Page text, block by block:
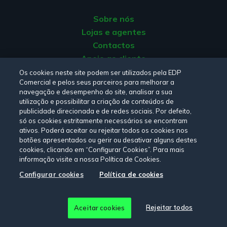
comprar frescos apenas nas quantidades que vais
necessitar para aquela semana, de forma a evitar o
desperdício e a garantir que consome os frescos
quando eles ainda estão viçosos. Por último,aprenda
a ler os rótulos
. Só assim poderá fazer escolhas
informadas.
Por exemplo, sabia que a ordem pela qual os
nutrientes aparecem no rótulo é decrescente? Ou seja,
os primeiros nutrientes são os que existem em maior
quantidade. E sabia que um alimento pode não referir
sal no rótulo, mas isso não quer dizer que não possua
sal? Procura pelo sódio, que muitas vezes é referido
como forma de ocultar a presença de sal num
3. Coma regularmente
Sobre nós
Lojas e agentes
Contactos
Apoio ao cliente
Origem da energia
Livro de reclamações
Consulte a nossa Política de privacidade, Política de cookies
Termos e CondiçõeseDeclaração de Acessibilidade.
Siga-nos:
© Copyright 2026 - EDP Comercial. Todos os direitos
reservados
Os cookies neste site podem ser utilizados pela EDP
Comercial e pelos seus parceiros para melhorar a
navegação e desempenho do site, analisar a sua
utilização e possibilitar a criação de conteúdos de
publicidade direcionada e de redes sociais. Por defeito,
só os cookies estritamente necessários se encontram
ativos. Poderá aceitar ou rejeitar todos os cookies nos
botões apresentados ou gerir ou desativar alguns destes
cookies, clicando em “Configurar Cookies”. Para mais
informação visite a nossa Política de Cookies.
Configurar cookies
Política de cookies
Rejeitar todos
Aceitar cookies